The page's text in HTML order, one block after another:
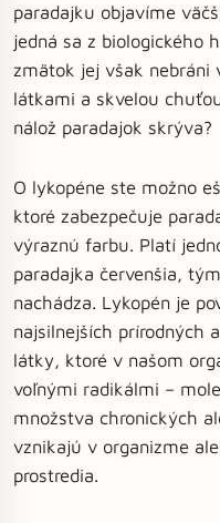
paradajku objavíme
jedná sa z biologického
zmätok jej však nebráni
látkami a skvelou
nálož paradajok skrýva?
O lykopéne ste možno
ktoré zabezpečuje
výraznú farbu. Platí
paradajka červenšia,
nachádza. Lykopén je
najsilnejších prírodných
látky, ktoré v našom
voľnými radikálmi –
množstva chronických
vznikajú v organizme
prostredia.